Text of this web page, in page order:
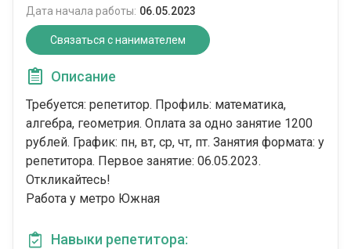
Дата начала работы: 06.05.2023
Связаться с нанимателем
Описание
Требуется: репетитор. Профиль: математика,
алгебра, геометрия. Оплата за одно занятие 1200
рублей. График: пн, вт, ср, чт, пт. Занятия формата: у
репетитора. Первое занятие: 06.05.2023.
Откликайтесь!
Работа у метро Южная
Навыки репетитора: